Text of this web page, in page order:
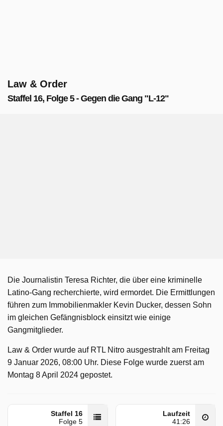
Law & Order
Staffel 16, Folge 5 - Gegen die Gang "L-12"
Die Journalistin Teresa Richter, die über eine kriminelle
Latino-Gang recherchierte, wird ermordet. Die Ermittlungen
führen zum Immobilienmakler Kevin Ducker, dessen Sohn
im gleichen Gefängnisblock einsitzt wie einige
Gangmitglieder.
Law & Order wurde auf RTL Nitro ausgestrahlt am Freitag
9 Januar 2026, 08:00 Uhr. Diese Folge wurde zuerst am
Montag 8 April 2024 gepostet.
Staffel 16
Folge 5
Laufzeit
41:26